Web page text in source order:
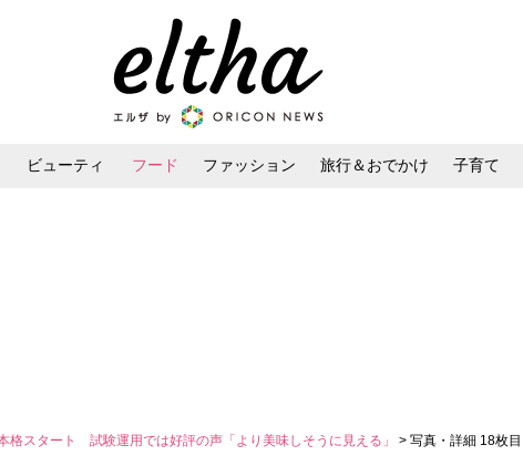
ビューティ フード ファッション 旅行＆おでかけ 子育て
格スタート 試験運用では好評の声「より美味しそうに見える」 > 写真・詳細 18枚目